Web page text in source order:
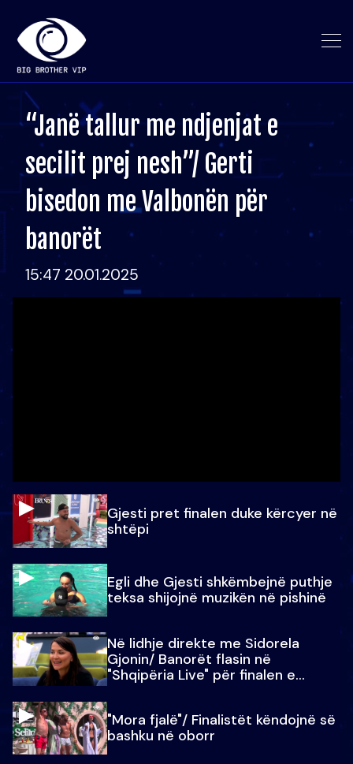
“Janë tallur me ndjenjat e
secilit prej nesh”/ Gerti
bisedon me Valbonën për
banorët
15:47 20.01.2025
Gjesti pret finalen duke kërcyer në
shtëpi
Egli dhe Gjesti shkëmbejnë puthje
teksa shijojnë muzikën në pishinë
Në lidhje direkte me Sidorela
Gjonin/ Banorët flasin në
"Shqipëria Live" për finalen e
"Mora fjalë"/ Finalistët këndojnë së
bashku në oborr